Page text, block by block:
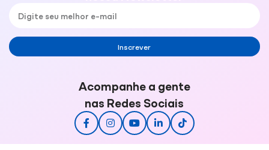
Inscrever
Acompanhe a gente
nas Redes Sociais